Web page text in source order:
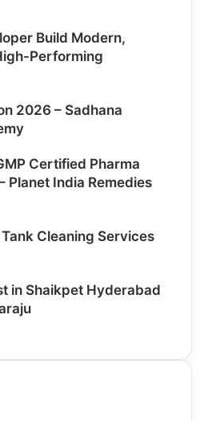
Build Modern,
Performing
2026 – Sadhana
Certified Pharma
Planet India Remedies
Cleaning Services
in Shaikpet Hyderabad